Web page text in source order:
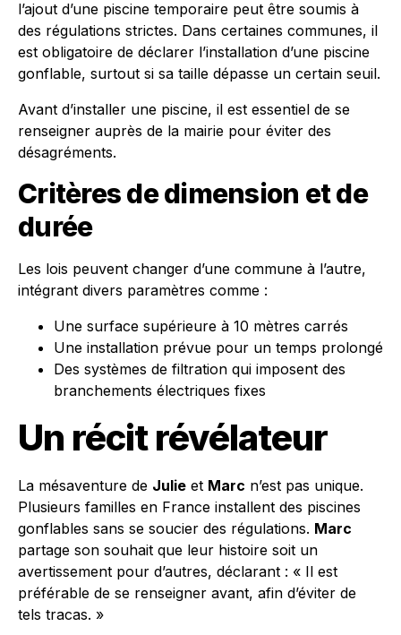
l’ajout d’une piscine temporaire peut être soumis à
des régulations strictes. Dans certaines communes, il
est obligatoire de déclarer l’installation d’une piscine
gonflable, surtout si sa taille dépasse un certain seuil.
Avant d’installer une piscine, il est essentiel de se
renseigner auprès de la mairie pour éviter des
désagréments.
Critères de dimension et de
durée
Les lois peuvent changer d’une commune à l’autre,
intégrant divers paramètres comme :
Une surface supérieure à 10 mètres carrés
Une installation prévue pour un temps prolongé
Des systèmes de filtration qui imposent des
branchements électriques fixes
Un récit révélateur
La mésaventure de Julie et Marc n’est pas unique.
Plusieurs familles en France installent des piscines
gonflables sans se soucier des régulations. Marc
partage son souhait que leur histoire soit un
avertissement pour d’autres, déclarant : « Il est
préférable de se renseigner avant, afin d’éviter de
tels tracas. »